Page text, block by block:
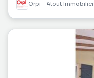
Orpi - Atout Immobilier